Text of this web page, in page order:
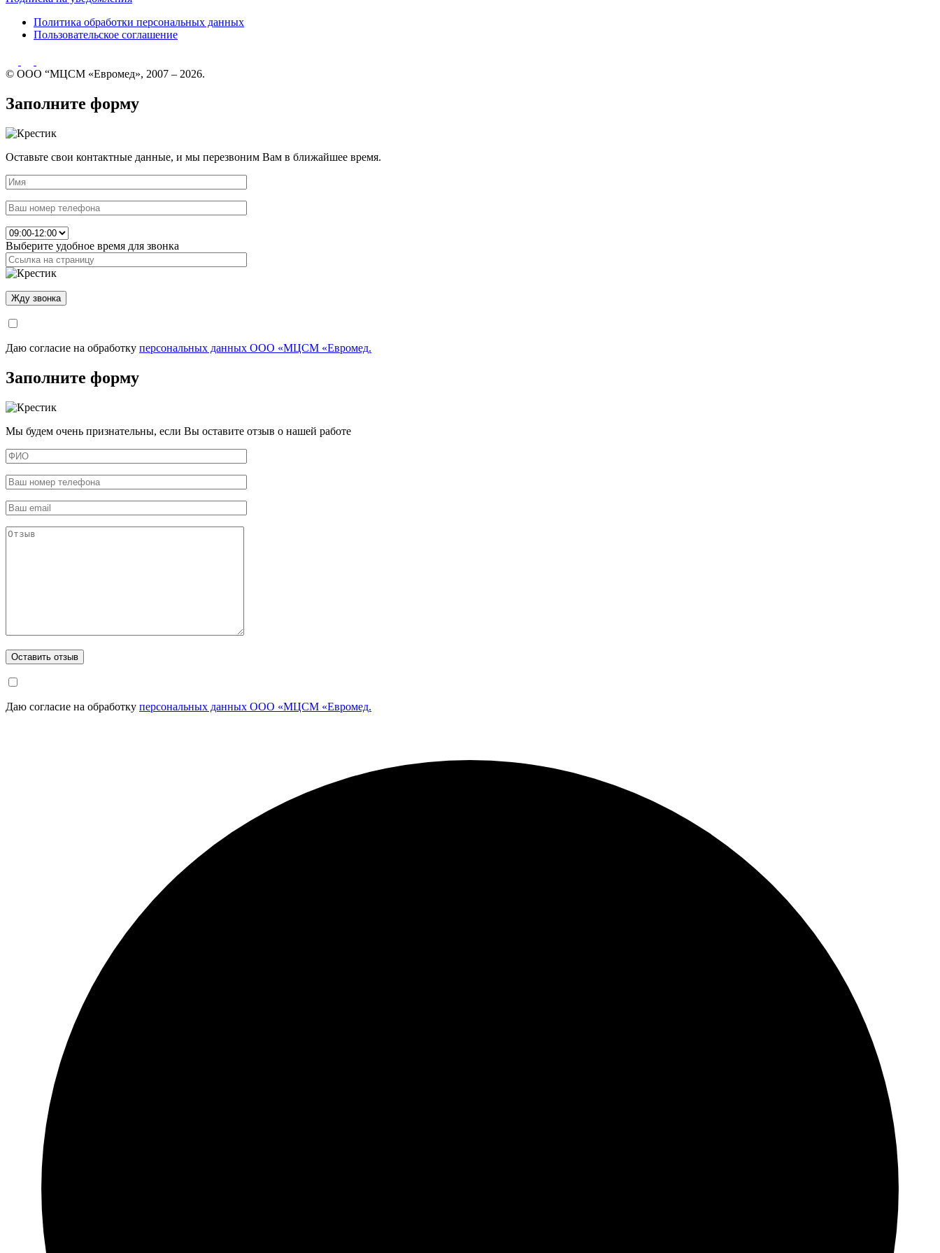
Политика обработки персональных данных
Пользовательское соглашение
© ООО “МЦСМ «Евромед», 2007 – 2026.
Заполните форму
Оставьте свои контактные данные, и мы перезвоним Вам в ближайшее время.
Выберите удобное время для звонка
Даю согласие на обработку персональных данных ООО «МЦСМ «Евромед.
Заполните форму
Мы будем очень признательны, если Вы оставите отзыв о нашей работе
Даю согласие на обработку персональных данных ООО «МЦСМ «Евромед.